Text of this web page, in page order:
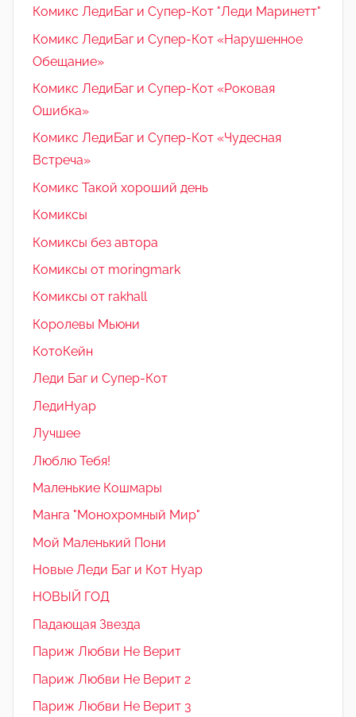
Комикс ЛедиБаг и Супер-Кот "Леди Маринетт"
Комикс ЛедиБаг и Супер-Кот «Нарушенное
Обещание»
Комикс ЛедиБаг и Супер-Кот «Роковая
Ошибка»
Комикс ЛедиБаг и Супер-Кот «Чудесная
Встреча»
Комикс Такой хороший день
Комиксы
Комиксы без автора
Комиксы от moringmark
Комиксы от rakhall
Королевы Мьюни
КотоКейн
Леди Баг и Супер-Кот
ЛедиНуар
Лучшее
Люблю Тебя!
Маленькие Кошмары
Манга "Монохромный Мир"
Мой Маленький Пони
Новые Леди Баг и Кот Нуар
НОВЫЙ ГОД
Падающая Звезда
Париж Любви Не Верит
Париж Любви Не Верит 2
Париж Любви Не Верит 3